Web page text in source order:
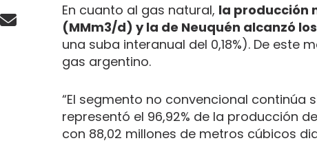
En cuanto al gas natural, la producción
(MMm3/d) y la de Neuquén alcanzó
una suba interanual del 0,18%). De este
gas argentino.
“El segmento no convencional continúa
representó el 96,92% de la producción
con 88,02 millones de metros cúbicos